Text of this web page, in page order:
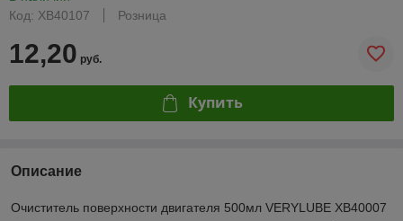
Код: XB40107
Розница
12,20 руб.
Купить
Описание
Очиститель поверхности двигателя 500мл VERYLUBE XB40007